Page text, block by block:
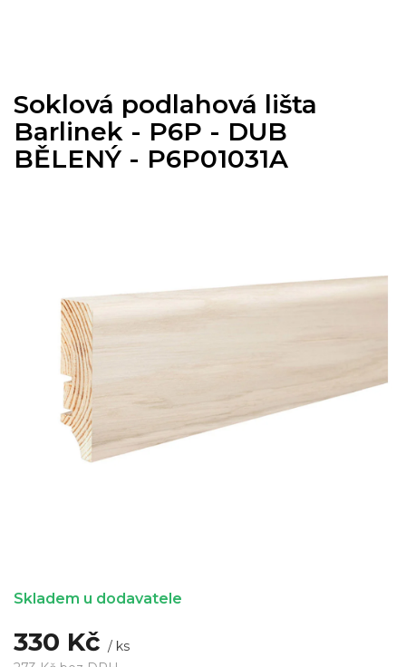
Soklová podlahová lišta
Barlinek - P6P - DUB
BĚLENÝ - P6P01031A
330 Kč / ks
Skladem u dodavatele